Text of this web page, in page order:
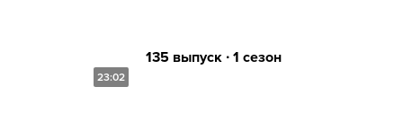
23:02
135 выпуск ∙ 1 сезон